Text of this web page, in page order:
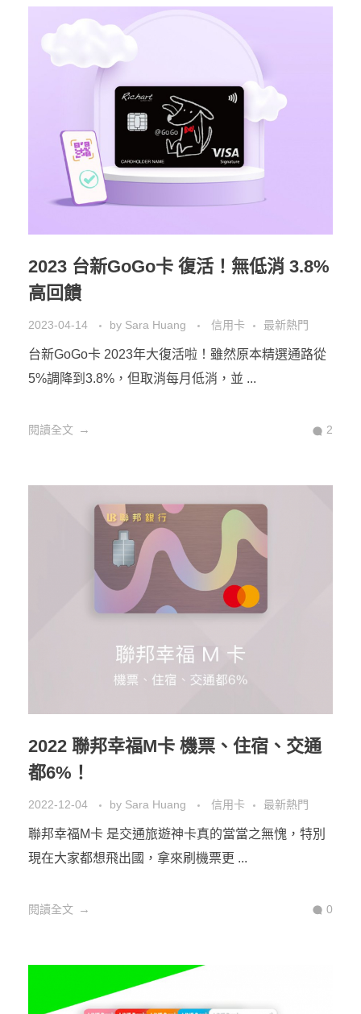
2023 台新GoGo卡 復活！無低消 3.8%
高回饋
2023-04-14 by Sara Huang 信用卡 最新熱門
台新GoGo卡 2023年大復活啦！雖然原本精選通路從
5%調降到3.8%，但取消每月低消，並 ...
閱讀全文 2
2022 聯邦幸福M卡 機票、住宿、交通
都6%！
2022-12-04 by Sara Huang 信用卡 最新熱門
聯邦幸福M卡 是交通旅遊神卡真的當當之無愧，特別
現在大家都想飛出國，拿來刷機票更 ...
閱讀全文 0